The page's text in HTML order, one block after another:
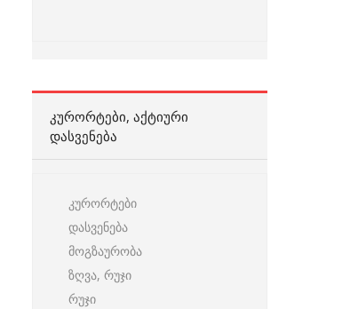
ᲙᲣᲠᲝᲠᲢᲔᲑᲘ, ᲐᲥᲢᲘᲣᲠᲘ
ᲓᲐᲡᲕᲔᲜᲔᲑᲐ
კურორტები
დასვენება
მოგზაურობა
ზღვა, რუჯი
რუჯი